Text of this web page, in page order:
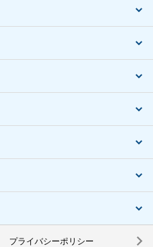
プライバシーポリシー